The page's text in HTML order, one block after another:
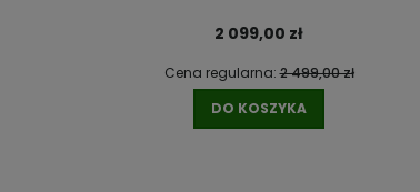
2 099,00 zł
Cena regularna:2 499,00 zł
DO KOSZYKA